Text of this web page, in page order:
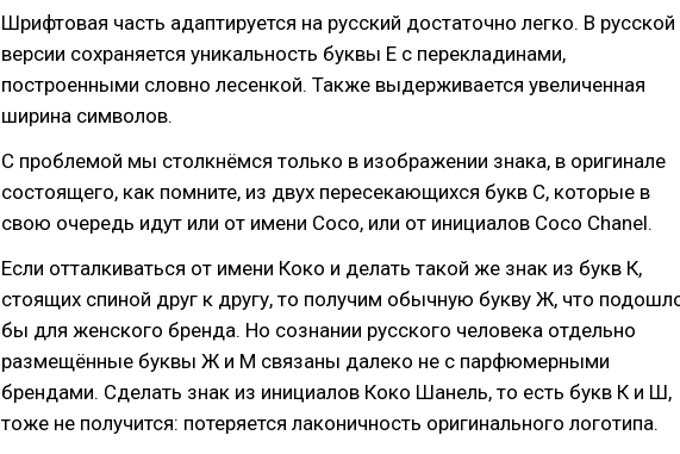
Шрифтовая часть адаптируется на русский достаточно легко. В русской
версии сохраняется уникальность буквы Е с перекладинами,
построенными словно лесенкой. Также выдерживается увеличенная
ширина символов.
С проблемой мы столкнёмся только в изображении знака, в оригинале
состоящего, как помните, из двух пересекающихся букв С, которые в
свою очередь идут или от имени Сосо, или от инициалов Coco Chanel.
Если отталкиваться от имени Коко и делать такой же знак из букв К,
стоящих спиной друг к другу, то получим обычную букву Ж, что
бы для женского бренда. Но сознании русского человека отдельно
размещённые буквы Ж и М связаны далеко не с парфюмерными
брендами. Сделать знак из инициалов Коко Шанель, то есть букв К и Ш,
тоже не получится: потеряется лаконичность оригинального логотипа.